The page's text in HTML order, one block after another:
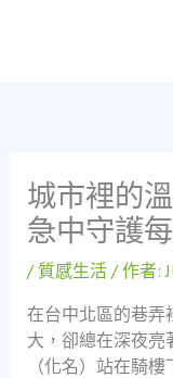
城市裡的
急中守護
/ 質感生活/ 作者:
在台中北區的巷弄
大，卻總在深夜亮
（化名）站在騎